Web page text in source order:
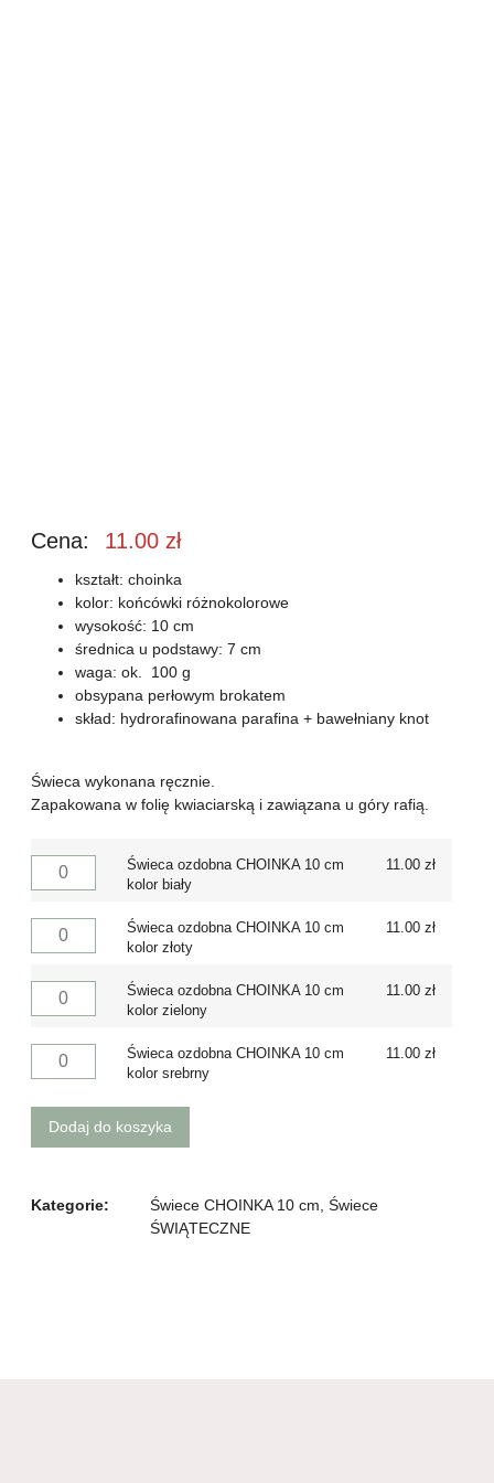
Cena: 11.00 zł
kształt: choinka
kolor: końcówki różnokolorowe
wysokość: 10 cm
średnica u podstawy: 7 cm
waga: ok. 100 g
obsypana perłowym brokatem
skład: hydrorafinowana parafina + bawełniany knot
Świeca wykonana ręcznie.
Zapakowana w folię kwiaciarską i zawiązana u góry rafią.
Świeca ozdobna CHOINKA 10 cm
kolor biały
11.00 zł
Świeca ozdobna CHOINKA 10 cm
kolor złoty
11.00 zł
Świeca ozdobna CHOINKA 10 cm
kolor zielony
11.00 zł
Świeca ozdobna CHOINKA 10 cm
kolor srebrny
11.00 zł
Dodaj do koszyka
Kategorie: Świece CHOINKA 10 cm Świece
ŚWIĄTECZNE